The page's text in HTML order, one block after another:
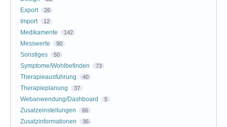
Export 26
Import 12
Medikamente 142
Messwerte 90
Sonstiges 50
Symptome/Wohlbefinden 73
Therapieausführung 40
Therapieplanung 37
Webanwendung/Dashboard 5
Zusatzeinstellungen 66
Zusatzinformationen 36